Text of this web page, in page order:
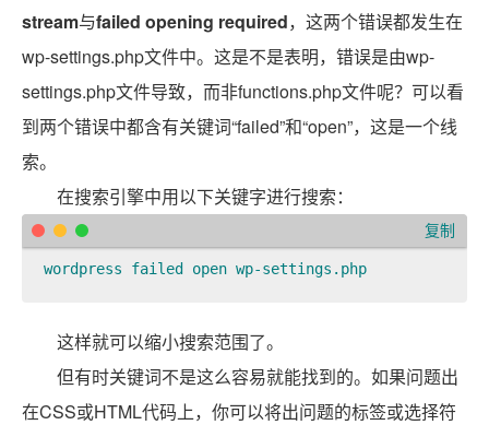
stream与failed opening required，这两个错误都发生在
wp-settings.php文件中。这是不是表明，错误是由wp-
settings.php文件导致，而非functions.php文件呢？可以看
到两个错误中都含有关键词“failed”和“open”，这是一个线
索。
在搜索引擎中用以下关键字进行搜索：
wordpress failed open wp-settings.php
复制
这样就可以缩小搜索范围了。
但有时关键词不是这么容易就能找到的。如果问题出
在CSS或HTML代码上，你可以将出问题的标签或选择符